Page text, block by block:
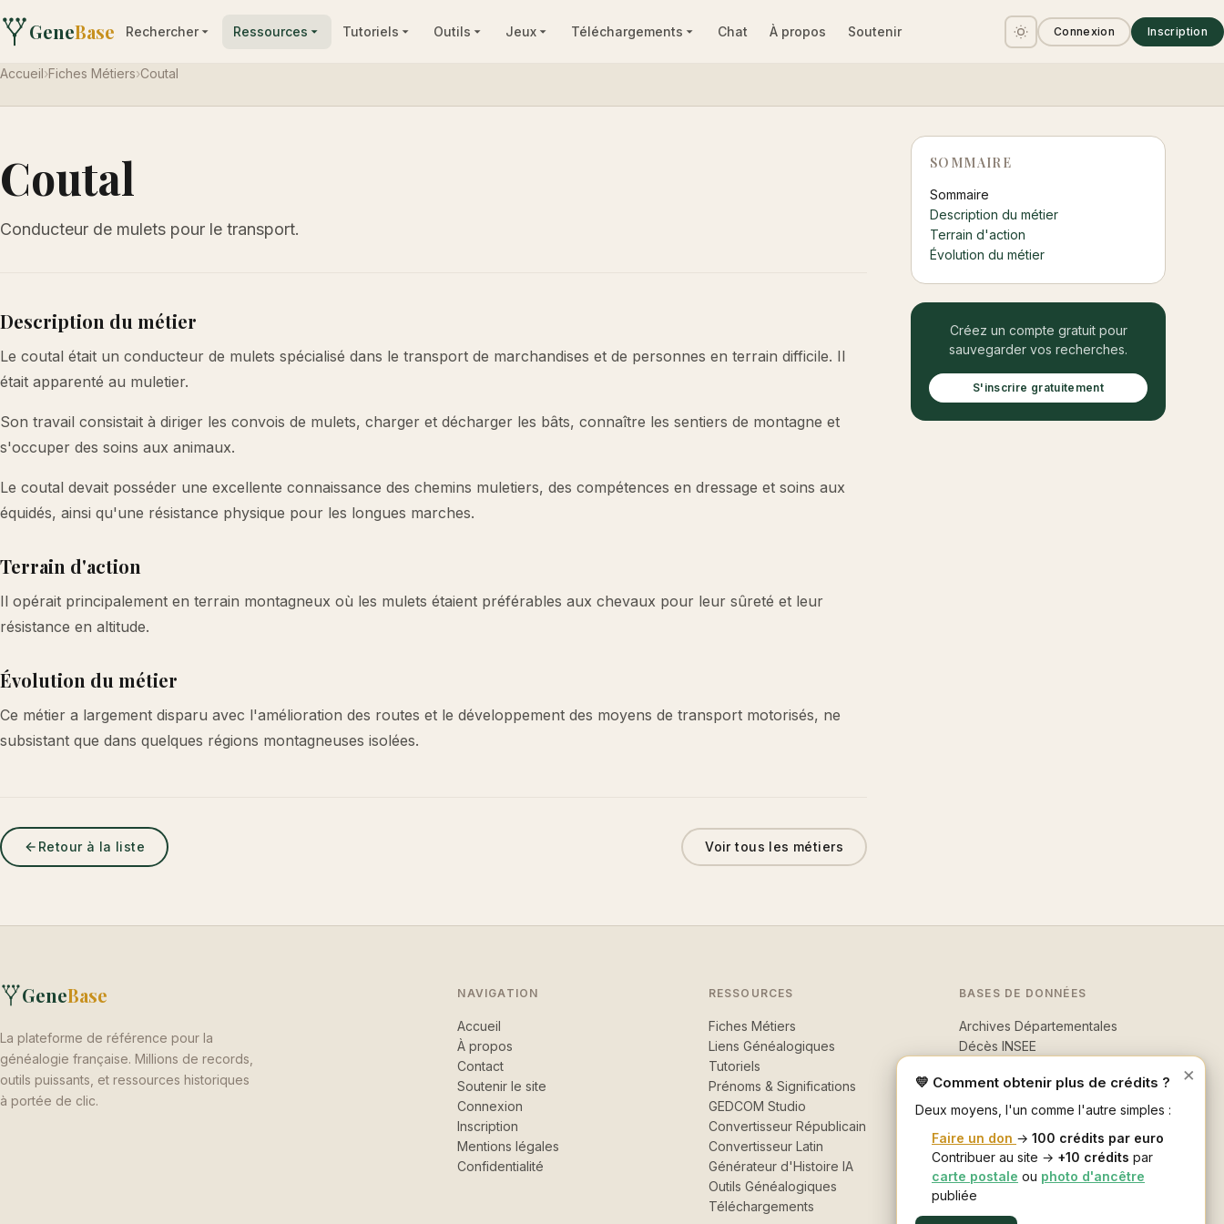
GeneBase Rechercher Ressources Tutoriels Outils Jeux Téléchargements Chat À propos Soutenir Connexion Inscription
Accueil›Fiches Métiers›Coutal
Coutal
Conducteur de mulets pour le transport.
Description du métier
Le coutal était un conducteur de mulets spécialisé dans le transport de marchandises et de personnes en terrain difficile. Il
était apparenté au muletier.
Son travail consistait à diriger les convois de mulets, charger et décharger les bâts, connaître les sentiers de montagne et
s'occuper des soins aux animaux.
Le coutal devait posséder une excellente connaissance des chemins muletiers, des compétences en dressage et soins aux
équidés, ainsi qu'une résistance physique pour les longues marches.
Terrain d'action
Il opérait principalement en terrain montagneux où les mulets étaient préférables aux chevaux pour leur sûreté et leur
résistance en altitude.
Évolution du métier
Ce métier a largement disparu avec l'amélioration des routes et le développement des moyens de transport motorisés, ne
subsistant que dans quelques régions montagneuses isolées.
Retour à la liste Voir tous les métiers
SOMMAIRE
Sommaire
Description du métier
Terrain d'action
Évolution du métier
Créez un compte gratuit pour
sauvegarder vos recherches.
S'inscrire gratuitement
GeneBase
La plateforme de référence pour la
généalogie française. Millions de records,
outils puissants, et ressources historiques
à portée de clic.
NAVIGATION
Accueil
À propos
Contact
Soutenir le site
Connexion
Inscription
Mentions légales
Confidentialité
RESSOURCES
Fiches Métiers
Liens Généalogiques
Tutoriels
Prénoms & Significations
GEDCOM Studio
Convertisseur Républicain
Convertisseur Latin
Générateur d'Histoire IA
Outils Généalogiques
Téléchargements
BASES DE DONNÉES
Archives Départementales
Décès INSEE
Recherche avancée
×
💛 Comment obtenir plus de crédits ?
Deux moyens, l'un comme l'autre simples :
Faire un don → 100 crédits par euro
Contribuer au site → +10 crédits par
carte postale ou photo d'ancêtre
publiée